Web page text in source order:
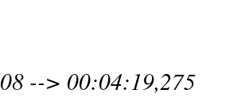
--> 00:04:19,275